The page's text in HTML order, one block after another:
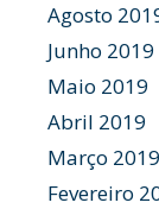
Agosto
Junho 2019
Maio 2019
Abril 2019
Março 2019
Fevereiro